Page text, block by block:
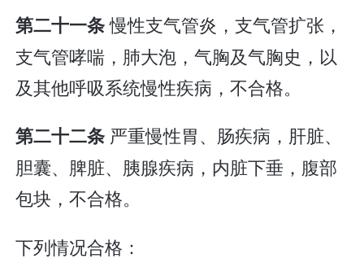
第二十一条慢性支气管炎，支气管扩张，
支气管哮喘，肺大泡，气胸及气胸史，以
及其他呼吸系统慢性疾病，不合格。
第二十二条 严重慢性胃、肠疾病，肝脏、
胆囊、脾脏、胰腺疾病，内脏下垂，腹部
包块，不合格。
下列情况合格：